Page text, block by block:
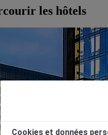
les hôtels
Cookies et données